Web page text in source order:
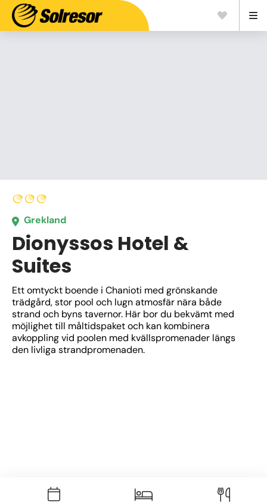
Grekland
Dionyssos Hotel &
Suites
Ett omtyckt boende i Chanioti med grönskande
trädgård, stor pool och lugn atmosfär nära både
strand och byns tavernor. Här bor du bekvämt med
möjlighet till måltidspaket och kan kombinera
avkoppling vid poolen med kvällspromenader längs
den livliga strandpromenaden.